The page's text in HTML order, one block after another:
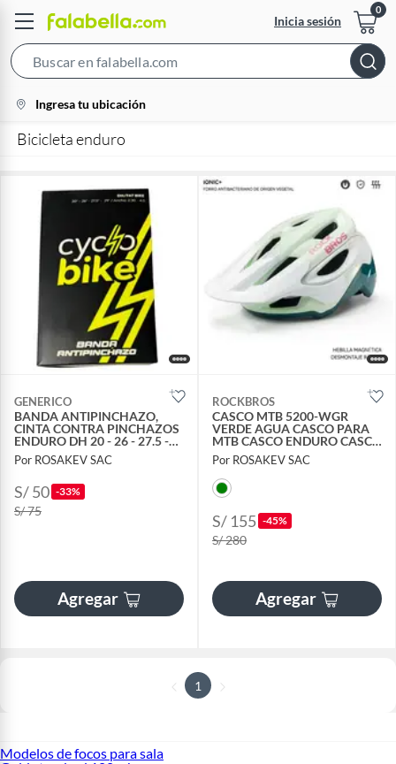
Inicia sesión
Bar
location-
icon
Ingresa tu ubicación
Bicicleta enduro
GENERICO
BANDA ANTIPINCHAZO,
CINTA CONTRA PINCHAZOS
ENDURO DH 20 - 26 - 27.5 -
29 2.30 A 4.0
Por ROSAKEV SAC
S/ 50 -33%
S/ 75
Agregar
ROCKBROS
CASCO MTB 5200-WGR
VERDE AGUA CASCO PARA
MTB CASCO ENDURO CASCO
PARA DAMA
Por ROSAKEV SAC
S/ 155 -45%
S/ 280
Agregar
1
Modelos de focos para sala